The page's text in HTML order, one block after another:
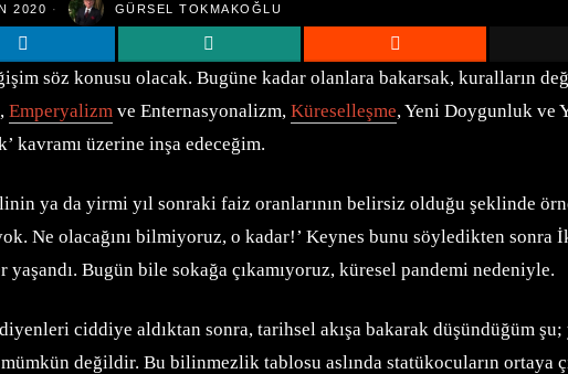
2020 GÜRSEL TOKMAKOĞLU
söz konusu olacak. Bugüne kadar olanlara bakarsak, kuralların
Emperyalizm ve Enternasyonalizm, Küreselleşme, Yeni Doygunluk ve
kavramı üzerine inşa edeceğim.
ya da yirmi yıl sonraki faiz oranlarının belirsiz olduğu şeklinde
Ne olacağını bilmiyoruz, o kadar!’ Keynes bunu söyledikten sonra
Bugün bile sokağa çıkamıyoruz, küresel pandemi nedeniyle.
ciddiye aldıktan sonra, tarihsel akışa bakarak düşündüğüm
değildir. Bu bilinmezlik tablosu aslında statükocuların ortaya